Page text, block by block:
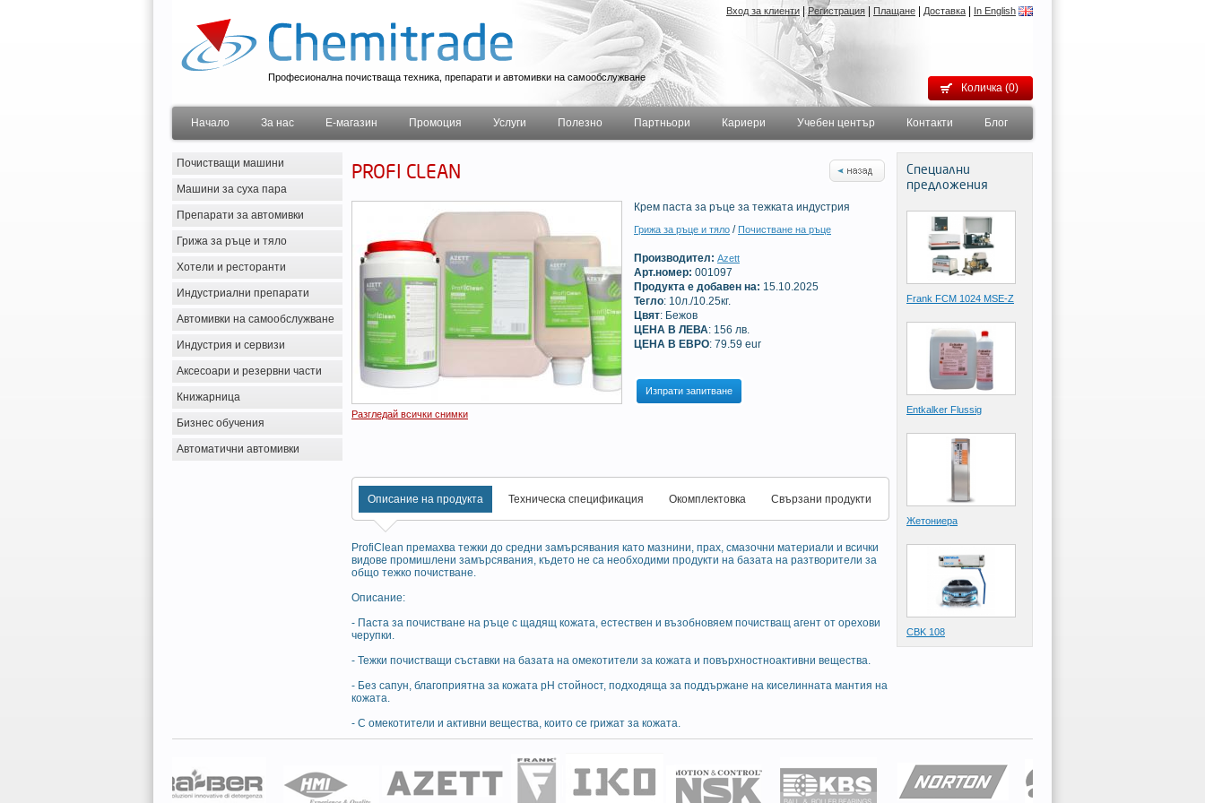
Професионална почистваща техника, препарати и автомивки на самообслужване
Вход за клиенти |Регистрация Плащане Доставка In English
Начало За нас Е-магазин Промоция Услуги Полезно Партньори Кариери Учебен център Контакти Блог
Количка (0)
Почистващи машини
Машини за суха пара
Препарати за автомивки
Грижа за ръце и тяло
Хотели и ресторанти
Индустриални препарати
Автомивки на самообслужване
Индустрия и сервизи
Аксесоари и резервни части
Книжарница
Бизнес обучения
Автоматични автомивки
PROFI CLEAN
Разгледай всички снимки
Крем паста за ръце за тежката индустрия
Грижа за ръце и тяло /Почистване на ръце
Производител: Azett
Арт.номер: 001097
Продукта е добавен на: 15.10.2025
Тегло: 10л./10.25кг.
Цвят: Бежов
ЦЕНА В ЛЕВА: 156 лв.
ЦЕНА В ЕВРО: 79.59 eur
Изпрати запитване
Описание на продукта Техническа спецификация Окомплектовка Свързани продукти
ProfiClean премахва тежки до средни замърсявания като мазнини, прах, смазочни материали и всички
видове промишлени замърсявания, където не са необходими продукти на базата на разтворители за
общо тежко почистване.
Описание:
- Паста за почистване на ръце с щадящ кожата, естествен и възобновяем почистващ агент от орехови
черупки.
- Тежки почистващи съставки на базата на омекотители за кожата и повърхностноактивни вещества.
- Без сапун, благоприятна за кожата pH стойност, подходяща за поддържане на киселинната мантия на
кожата.
- С омекотители и активни вещества, които се грижат за кожата.
Специални
предложения
Frank FCМ 1024 MSE-Z
Entkalker Flussig
Жетониера
CBK 108